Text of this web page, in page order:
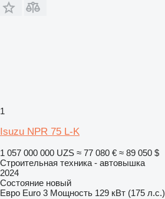
1
Isuzu NPR 75 L-K
1 057 000 000 UZS ≈ 77 080 € ≈ 89 050 $
Строительная техника - автовышка
2024
Состояние новый
Евро Euro 3 Мощность 129 кВт (175 л.с.)